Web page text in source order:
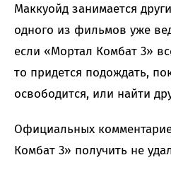
Маккуойд занимается
одного из фильмов уже
если «Мортал Комбат 3»
то придется подождать,
освободится, или найти
Официальных
Комбат 3» получить не